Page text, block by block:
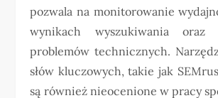
pozwala na monitorowanie
wynikach wyszukiwania oraz
problemów technicznych.
słów kluczowych, takie jak
są również nieocenione w pracy